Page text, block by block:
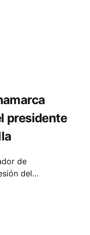
presidente
de
del…